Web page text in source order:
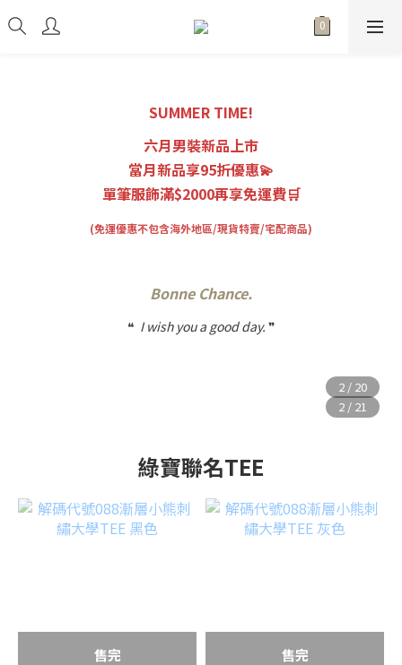
SUMMER TIME!
六月男裝新品上市
當月新品享95折優惠💫
單筆服飾滿$2000再享免運費🛒
(免運優惠不包含海外地區/現貨特賣/宅配商品)
Bonne Chance.
❝ I wish you a good day. ❞
綠寶聯名TEE
售完 售完